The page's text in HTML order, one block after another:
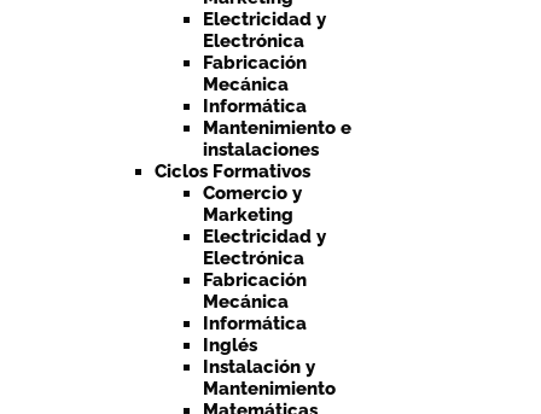
Electricidad y
Electrónica
Fabricación
Mecánica
Informática
Mantenimiento e
instalaciones
Ciclos Formativos
Comercio y
Marketing
Electricidad y
Electrónica
Fabricación
Mecánica
Informática
Inglés
Instalación y
Mantenimiento